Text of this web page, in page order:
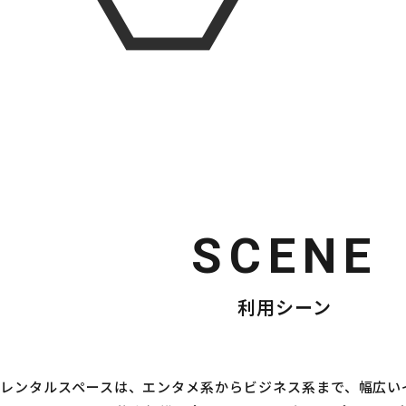
SCENE
利用シーン
ンタルスペースは、エンタメ系からビジネス系まで、幅広い